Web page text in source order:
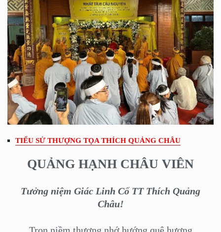
TIỂU SỬ THƯỢNG TỌA THÍCH QUẢNG CHÂU
QUẢNG HẠNH CHÂU VIÊN
Tưởng niệm Giác Linh Cố TT Thích Quảng
Châu!